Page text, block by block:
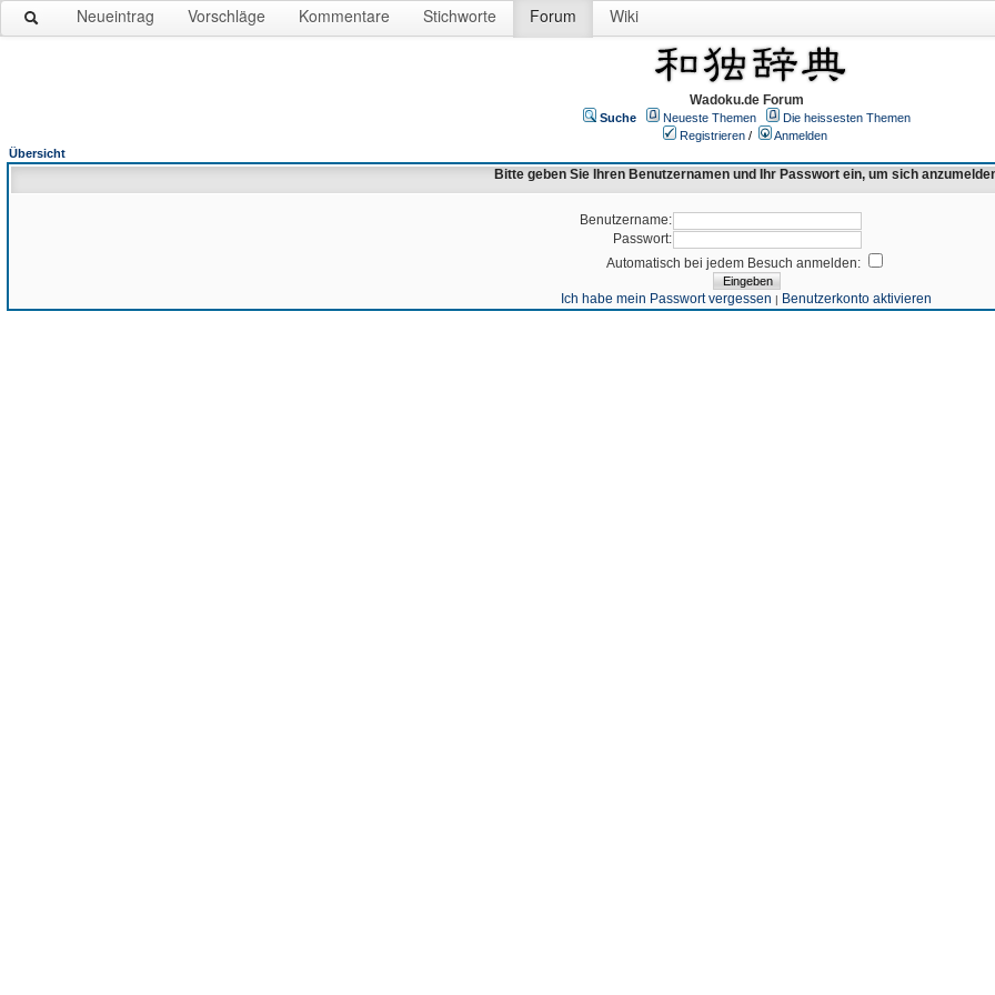
Neueintrag Vorschläge Kommentare Stichworte Forum Wiki
Wadoku.de Forum
Suche Neueste Themen
Die heissesten Themen
Registrieren /
Anmelden
Übersicht
Bitte geben Sie Ihren Benutzernamen und Ihr Passwort ein, um sich
Benutzername:
Passwort:
Automatisch bei jedem Besuch anmelden:
Ich habe mein Passwort vergessen | Benutzerkonto aktivieren